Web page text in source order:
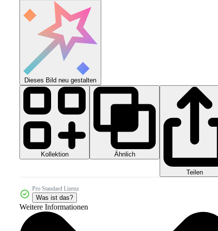
Dieses Bild neu gestalten
Kollektion Ähnlich
Teilen
Pro Standard Lizenz
Was ist das?
Weitere Informationen